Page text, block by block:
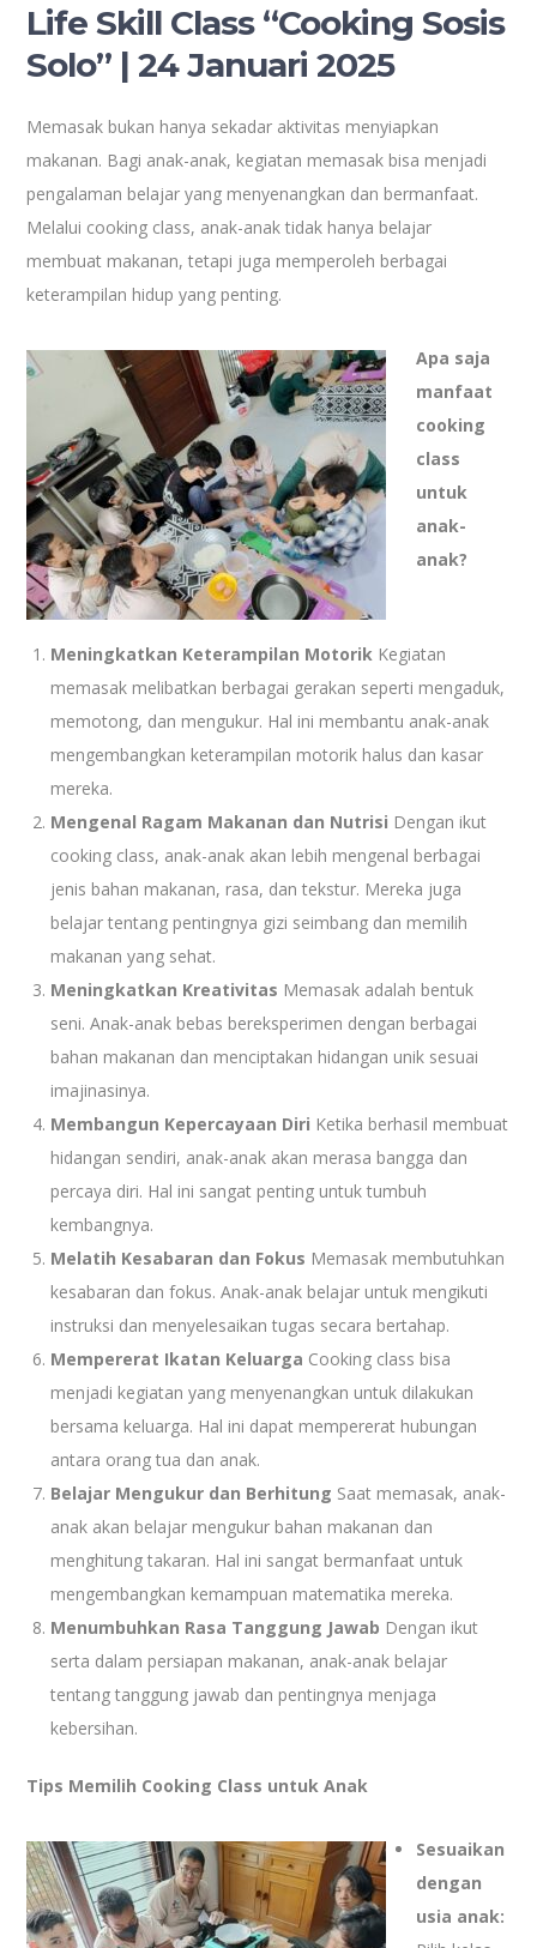
Life Skill Class “Cooking Sosis
Solo” | 24 Januari 2025
Memasak bukan hanya sekadar aktivitas menyiapkan
makanan. Bagi anak-anak, kegiatan memasak bisa menjadi
pengalaman belajar yang menyenangkan dan bermanfaat.
Melalui cooking class, anak-anak tidak hanya belajar
membuat makanan, tetapi juga memperoleh berbagai
keterampilan hidup yang penting.
Apa saja
manfaat
cooking
class
untuk
anak-
anak?
Meningkatkan Keterampilan Motorik Kegiatan
memasak melibatkan berbagai gerakan seperti mengaduk,
memotong, dan mengukur. Hal ini membantu anak-anak
mengembangkan keterampilan motorik halus dan kasar
mereka.
Mengenal Ragam Makanan dan Nutrisi Dengan ikut
cooking class, anak-anak akan lebih mengenal berbagai
jenis bahan makanan, rasa, dan tekstur. Mereka juga
belajar tentang pentingnya gizi seimbang dan memilih
makanan yang sehat.
Meningkatkan Kreativitas Memasak adalah bentuk
seni. Anak-anak bebas bereksperimen dengan berbagai
bahan makanan dan menciptakan hidangan unik sesuai
imajinasinya.
Membangun Kepercayaan Diri Ketika berhasil membuat
hidangan sendiri, anak-anak akan merasa bangga dan
percaya diri. Hal ini sangat penting untuk tumbuh
kembangnya.
Melatih Kesabaran dan Fokus Memasak membutuhkan
kesabaran dan fokus. Anak-anak belajar untuk mengikuti
instruksi dan menyelesaikan tugas secara bertahap.
Mempererat Ikatan Keluarga Cooking class bisa
menjadi kegiatan yang menyenangkan untuk dilakukan
bersama keluarga. Hal ini dapat mempererat hubungan
antara orang tua dan anak.
Belajar Mengukur dan Berhitung Saat memasak, anak-
anak akan belajar mengukur bahan makanan dan
menghitung takaran. Hal ini sangat bermanfaat untuk
mengembangkan kemampuan matematika mereka.
Menumbuhkan Rasa Tanggung Jawab Dengan ikut
serta dalam persiapan makanan, anak-anak belajar
tentang tanggung jawab dan pentingnya menjaga
kebersihan.
Tips Memilih Cooking Class untuk Anak
Sesuaikan
dengan
usia anak: